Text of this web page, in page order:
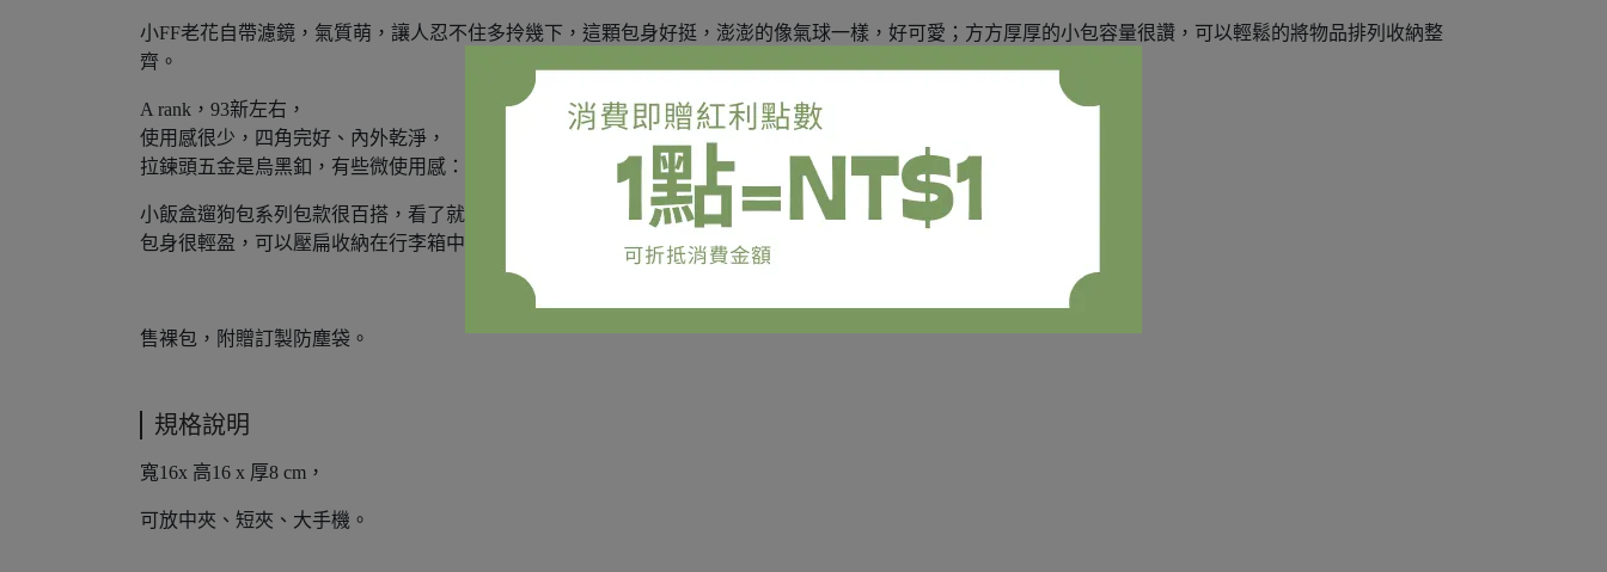
小FF老花自帶濾鏡，氣質萌，讓人忍不住多拎幾下，這顆包身好挺，澎澎的像氣球一樣，好可愛；方方厚厚的小包容量很讚，可以輕鬆的將物品排列收納整
齊。
A rank，93新左右，
使用感很少，四角完好、內外乾淨，
拉鍊頭五金是烏黑釦，有些微使用感：拉鍊方塊那片跟底座頭，拉動過程碰觸的關係有變銀色（圖8）微微的。
小飯盒遛狗包系列包款很百搭，看了就心情好～
包身很輕盈，可以壓扁收納在行李箱中，很適合出門旅遊的小包包。
售裸包，附贈訂製防塵袋。
規格說明
寬16x 高16 x 厚8 cm，
可放中夾、短夾、大手機。